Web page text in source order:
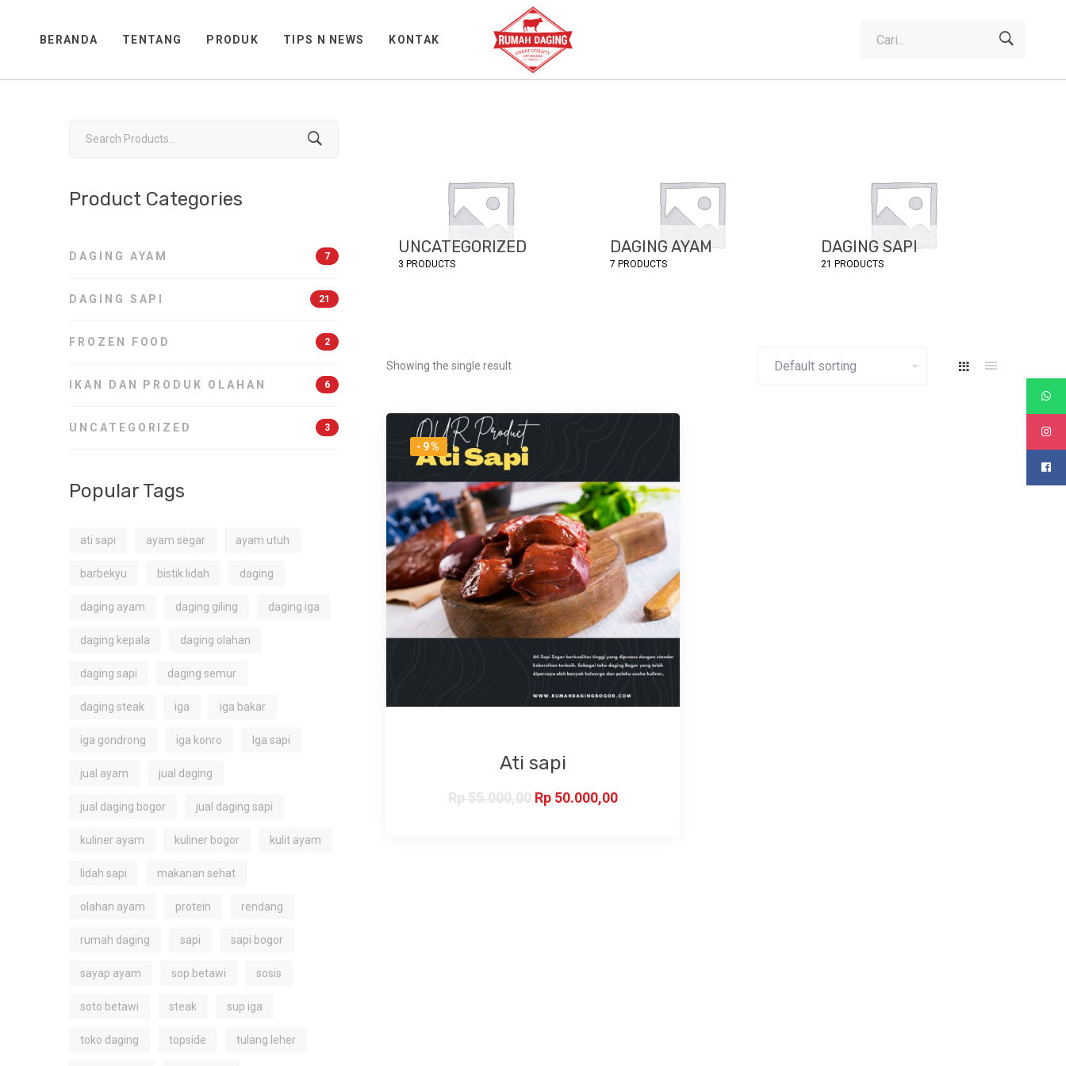
BERANDA TENTANG PRODUK TIPS N NEWS KONTAK
Cari
Product Categories
DAGING AYAM 7
DAGING SAPI 21
FROZEN FOOD 2
IKAN DAN PRODUK OLAHAN 6
UNCATEGORIZED 3
Popular Tags
ati sapi ayam segar ayam utuh
barbekyu bistik lidah daging
daging ayam daging giling daging iga
daging kepala daging olahan
daging sapi daging semur
daging steak iga iga bakar
iga gondrong iga konro Iga sapi
jual ayam jual daging
jual daging bogor jual daging sapi
kuliner ayam kuliner bogor kulit ayam
lidah sapi makanan sehat
olahan ayam protein rendang
rumah daging sapi sapi bogor
sayap ayam sop betawi sosis
soto betawi steak sup iga
toko daging topside tulang leher
UNCATEGORIZED
3 PRODUCTS
DAGING AYAM
7 PRODUCTS
DAGING SAPI
21 PRODUCTS
Showing the single result
-9%
Ati sapi
Rp55.000,00 Rp50.000,00